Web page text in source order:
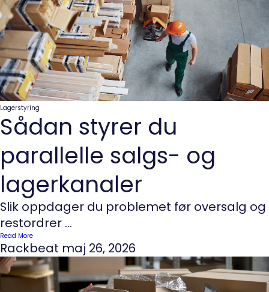
Lagerstyring
Sådan styrer du
parallelle salgs- og
lagerkanaler
Slik oppdager du problemet før oversalg og
restordrer ...
Read More
Rackbeat maj 26, 2026